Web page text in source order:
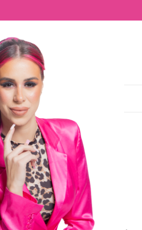
– Venus McflyTrap